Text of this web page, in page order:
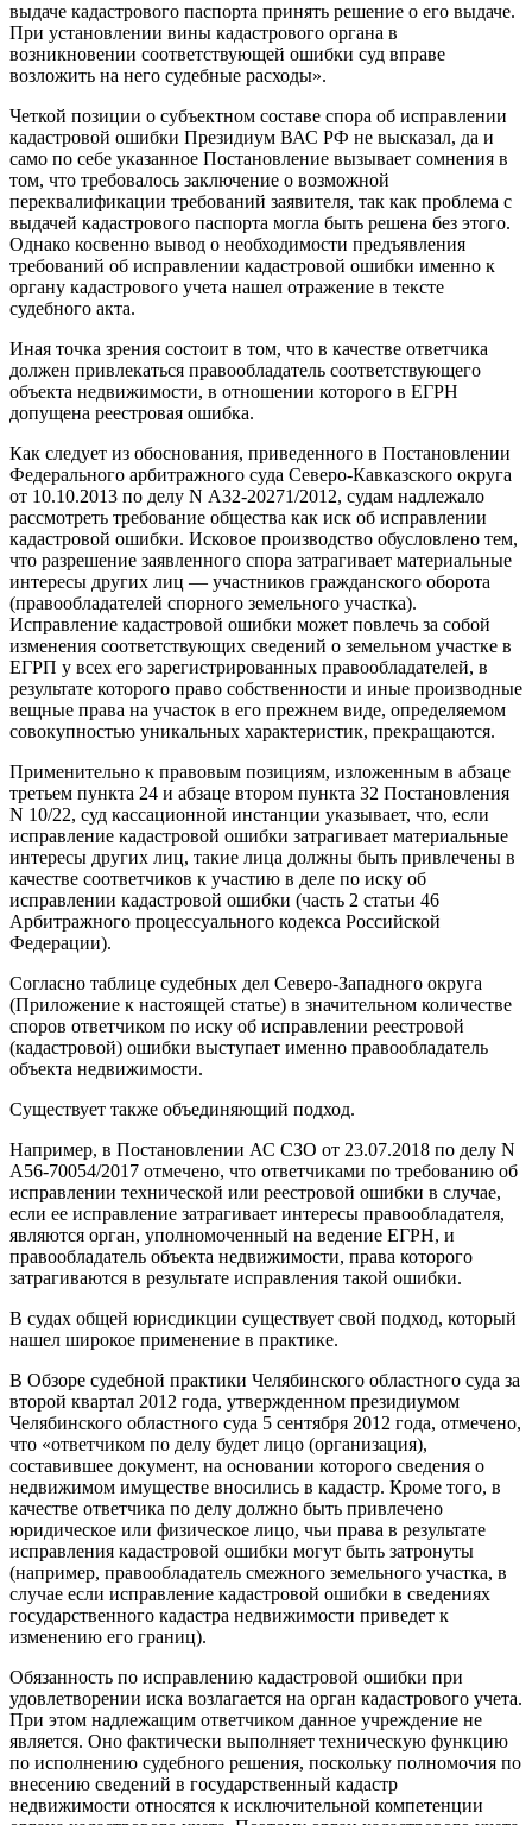
выдаче кадастрового паспорта принять решение о его выдаче.
При установлении вины кадастрового органа в
возникновении соответствующей ошибки суд вправе
возложить на него судебные расходы».
Четкой позиции о субъектном составе спора об исправлении
кадастровой ошибки Президиум ВАС РФ не высказал, да и
само по себе указанное Постановление вызывает сомнения в
том, что требовалось заключение о возможной
переквалификации требований заявителя, так как проблема с
выдачей кадастрового паспорта могла быть решена без этого.
Однако косвенно вывод о необходимости предъявления
требований об исправлении кадастровой ошибки именно к
органу кадастрового учета нашел отражение в тексте
судебного акта.
Иная точка зрения состоит в том, что в качестве ответчика
должен привлекаться правообладатель соответствующего
объекта недвижимости, в отношении которого в ЕГРН
допущена реестровая ошибка.
Как следует из обоснования, приведенного в Постановлении
Федерального арбитражного суда Северо-Кавказского округа
от 10.10.2013 по делу N А32-20271/2012, судам надлежало
рассмотреть требование общества как иск об исправлении
кадастровой ошибки. Исковое производство обусловлено тем,
что разрешение заявленного спора затрагивает материальные
интересы других лиц — участников гражданского оборота
(правообладателей спорного земельного участка).
Исправление кадастровой ошибки может повлечь за собой
изменения соответствующих сведений о земельном участке в
ЕГРП у всех его зарегистрированных правообладателей, в
результате которого право собственности и иные производные
вещные права на участок в его прежнем виде, определяемом
совокупностью уникальных характеристик, прекращаются.
Применительно к правовым позициям, изложенным в абзаце
третьем пункта 24 и абзаце втором пункта 32 Постановления
N 10/22, суд кассационной инстанции указывает, что, если
исправление кадастровой ошибки затрагивает материальные
интересы других лиц, такие лица должны быть привлечены в
качестве соответчиков к участию в деле по иску об
исправлении кадастровой ошибки (часть 2 статьи 46
Арбитражного процессуального кодекса Российской
Федерации).
Согласно таблице судебных дел Северо-Западного округа
(Приложение к настоящей статье) в значительном количестве
споров ответчиком по иску об исправлении реестровой
(кадастровой) ошибки выступает именно правообладатель
объекта недвижимости.
Существует также объединяющий подход.
Например, в Постановлении АС СЗО от 23.07.2018 по делу N
А56-70054/2017 отмечено, что ответчиками по требованию об
исправлении технической или реестровой ошибки в случае,
если ее исправление затрагивает интересы правообладателя,
являются орган, уполномоченный на ведение ЕГРН, и
правообладатель объекта недвижимости, права которого
затрагиваются в результате исправления такой ошибки.
В судах общей юрисдикции существует свой подход, который
нашел широкое применение в практике.
В Обзоре судебной практики Челябинского областного суда за
второй квартал 2012 года, утвержденном президиумом
Челябинского областного суда 5 сентября 2012 года, отмечено,
что «ответчиком по делу будет лицо (организация),
составившее документ, на основании которого сведения о
недвижимом имуществе вносились в кадастр. Кроме того, в
качестве ответчика по делу должно быть привлечено
юридическое или физическое лицо, чьи права в результате
исправления кадастровой ошибки могут быть затронуты
(например, правообладатель смежного земельного участка, в
случае если исправление кадастровой ошибки в сведениях
государственного кадастра недвижимости приведет к
изменению его границ).
Обязанность по исправлению кадастровой ошибки при
удовлетворении иска возлагается на орган кадастрового учета.
При этом надлежащим ответчиком данное учреждение не
является. Оно фактически выполняет техническую функцию
по исполнению судебного решения, поскольку полномочия по
внесению сведений в государственный кадастр
недвижимости относятся к исключительной компетенции